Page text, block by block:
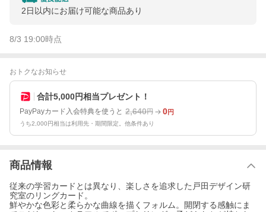
2日以内にお届け可能な商品あり
8/3 19:00時点
おトクなお知らせ
合計5,000円相当プレゼント！
PayPayカード入会特典を使うと 2,640円 0円
うち2,000円相当は利用先・期間限定。他条件あり
商品情報
従来の学習カードとは異なり、楽しさを追求した戸田デザイン研
究室のリングカード。
鮮やかな色彩と柔らかな曲線を描くフォルム。開閉する感触にま